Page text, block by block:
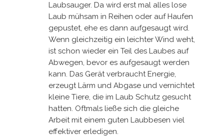
Laubsauger. Da wird erst mal alles lose
Laub mühsam in Reihen oder auf Haufen
gepustet, ehe es dann aufgesaugt wird.
Wenn gleichzeitig ein leichter Wind weht,
ist schon wieder ein Teil des Laubes auf
Abwegen, bevor es aufgesaugt werden
kann. Das Gerät verbraucht Energie,
erzeugt Lärm und Abgase und vernichtet
kleine Tiere, die im Laub Schutz gesucht
hatten. Oftmals ließe sich die gleiche
Arbeit mit einem guten Laubbesen viel
effektiver erledigen.